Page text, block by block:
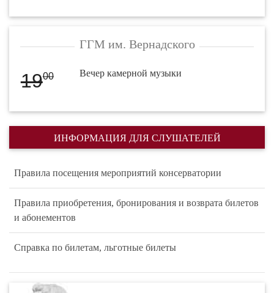
ГГМ им. Вернадского
1900 Вечер камерной музыки
ИНФОРМАЦИЯ ДЛЯ СЛУШАТЕЛЕЙ
Правила посещения мероприятий консерватории
Правила приобретения, бронирования и возврата билетов
и абонементов
Справка по билетам, льготные билеты